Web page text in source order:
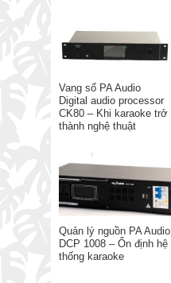
Vang số PA Audio
Digital audio processor
CK80 – Khi karaoke trở
thành nghệ thuật
Quản lý nguồn PA Audio
DCP 1008 – Ổn định hệ
thống karaoke